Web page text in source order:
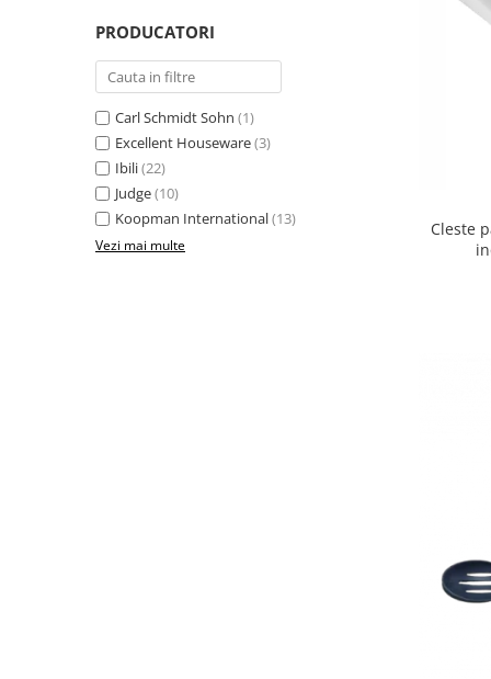
Seturi cutite
Ustensile de masurat
Ustensile fragezire carne
Ustensile gatire la aburi
Vase pentru gatit
Capace pentru vase
Oale si cratite
PRODUCATORI
Carl Schmidt Sohn (1)
Excellent Houseware(3)
Ibili(22)
Judge(10)
Koopman International(13)
Vezi mai multe
Cleste